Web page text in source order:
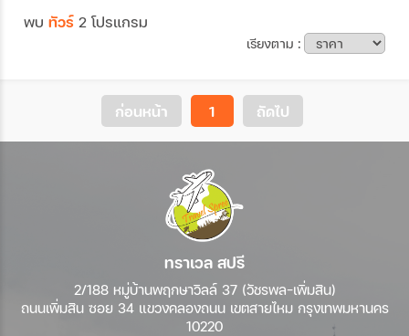
ตั้งแต่วันที่
พบ ทัวร์ 2 โปรแกรม
เรียงตาม :
ก่อนหน้า 1 ถัดไป
ทราเวล สปรี
2/188 หมู่บ้านพฤกษาวิลล์ 37 (วัชรพล-เพิ่มสิน)
ถนนเพิ่มสิน ซอย 34 แขวงคลองถนน เขตสายไหม กรุงเทพมหานคร
10220